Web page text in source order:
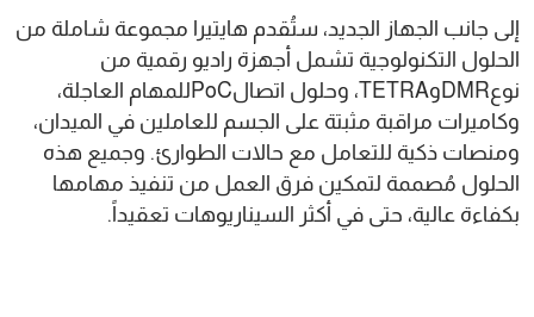
إلى جانب الجهاز الجديد، ستُقدم هايتيرا مجموعة شاملة من
الحلول التكنولوجية تشمل أجهزة راديو رقمية من
نوعDMRوTETRA، وحلول اتصالPoCللمهام العاجلة،
وكاميرات مراقبة مثبتة على الجسم للعاملين في الميدان،
ومنصات ذكية للتعامل مع حالات الطوارئ. وجميع هذه
الحلول مُصممة لتمكين فرق العمل من تنفيذ مهامها
بكفاءة عالية، حتى في أكثر السيناريوهات تعقيداً.